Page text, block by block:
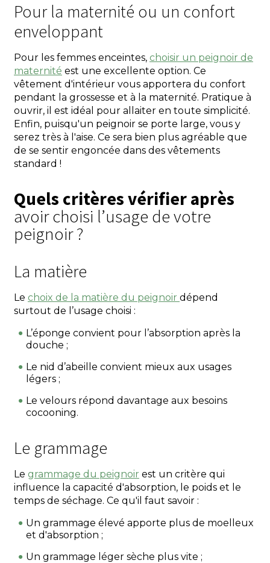
Pour la maternité ou un confort
enveloppant
Pour les femmes enceintes, choisir un peignoir de
maternité est une excellente option. Ce
vêtement d'intérieur vous apportera du confort
pendant la grossesse et à la maternité. Pratique à
ouvrir, il est idéal pour allaiter en toute simplicité.
Enfin, puisqu'un peignoir se porte large, vous y
serez très à l'aise. Ce sera bien plus agréable que
de se sentir engoncée dans des vêtements
standard !
Quels critères vérifier après
avoir choisi l’usage de votre
peignoir ?
La matière
Le choix de la matière du peignoir dépend
surtout de l’usage choisi :
L’éponge convient pour l’absorption après la
douche ;
Le nid d’abeille convient mieux aux usages
légers ;
Le velours répond davantage aux besoins
cocooning.
Le grammage
Le grammage du peignoir est un critère qui
influence la capacité d'absorption, le poids et le
temps de séchage. Ce qu'il faut savoir :
Un grammage élevé apporte plus de moelleux
et d'absorption ;
Un grammage léger sèche plus vite ;